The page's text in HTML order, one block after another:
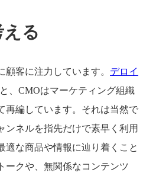
る
客に注力しています。 デロイ
、CMOはマーケティング組織
再編しています。それは当然で
ンネルを指先だけで素早く利用
適な商品や情報に辿り着くこと
ークや、無関係なコンテンツ